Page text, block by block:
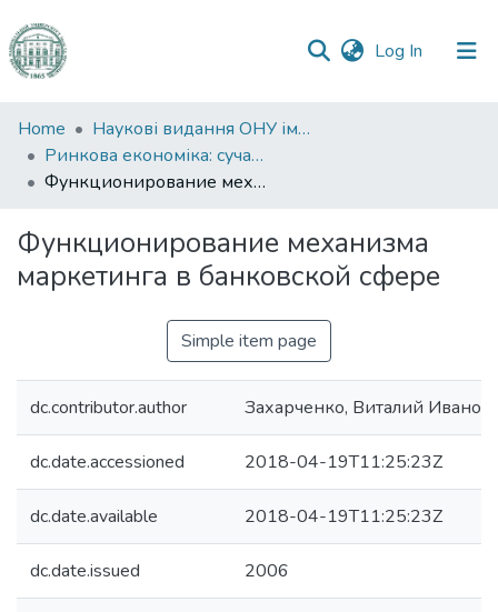
Log In (current)
Communities
&
Collections
Statistics
Home
Наукові видання ОНУ імені І. І. Мечникова
Ринкова економіка: сучасна теорія і практика управління
Функционирование механизма маркетинга в банковской сфере
Функционирование механизма
маркетинга в банковской сфере
Simple item page
dc.contributor.author Захарченко, Виталий
dc.date.accessioned 2018-04-19T11:25:23Z
dc.date.available 2018-04-19T11:25:23Z
dc.date.issued 2006